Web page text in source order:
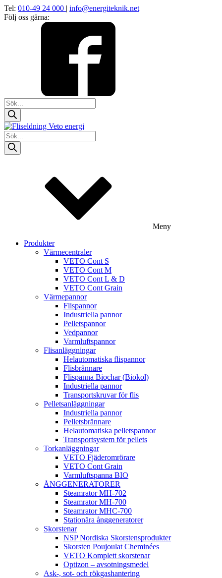
Tel: 010-49 24 000 | info@energiteknik.net
Följ oss gärna:
Products
search
Products
search
Meny
Produkter
Värmecentraler
VETO Cont S
VETO Cont M
VETO Cont L & D
VETO Cont Grain
Värmepannor
Flispannor
Industriella pannor
Pelletspannor
Vedpannor
Varmluftspannor
Flisanläggningar
Helautomatiska flispannor
Flisbrännare
Flispanna Biochar (Biokol)
Industriella pannor
Transportskruvar för flis
Pelletsanläggningar
Industriella pannor
Pelletsbrännare
Helautomatiska pelletspannor
Transportsystem för pellets
Torkanläggningar
VETO Fjäderomrörare
VETO Cont Grain
Varmluftspanna BIO
ÅNGGENERATORER
Steamrator MH-702
Steamrator MH-700
Steamrator MHC-700
Stationära ånggeneratorer
Skorstenar
NSP Nordiska Skorstensprodukter
Skorsten Poujoulat Cheminées
VETO Komplett skorstenar
Optizon – avsotningsmedel
Ask-, sot- och rökgashantering